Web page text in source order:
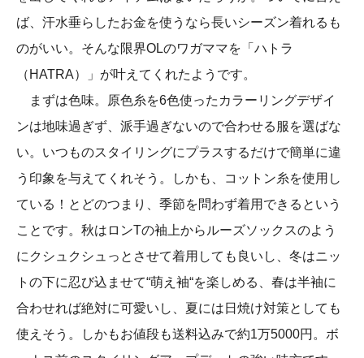
ば、汗水垂らしたお金を使うなら長いシーズン着れるも
のがいい。そんな限界OLのワガママを「ハトラ
（HATRA）」が叶えてくれたようです。
まずは色味。原色糸を6色使ったカラーリングデザイ
ンは地味過ぎず、派手過ぎないので合わせる服を選ばな
い。いつものスタイリングにプラスするだけで簡単に違
う印象を与えてくれそう。しかも、コットン糸を使用し
ている！とどのつまり、季節を問わず着用できるという
ことです。秋はロンTの袖上からルーズソックスのよう
にクシュクシュっとさせて着用しても良いし、冬はニッ
トの下に忍び込ませて“萌え袖“を楽しめる、春は半袖に
合わせれば絶対に可愛いし、夏には日焼け対策としても
使えそう。しかもお値段も送料込みで約1万5000円。ボ